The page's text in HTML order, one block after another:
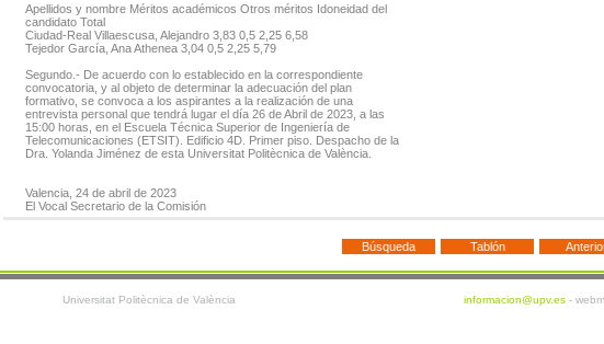
Apellidos y nombre Méritos académicos Otros méritos Idoneidad del
candidato Total
Ciudad-Real Villaescusa, Alejandro 3,83 0,5 2,25 6,58
Tejedor García, Ana Athenea 3,04 0,5 2,25 5,79
Segundo.- De acuerdo con lo establecido en la correspondiente
convocatoria, y al objeto de determinar la adecuación del plan
formativo, se convoca a los aspirantes a la realización de una
entrevista personal que tendrá lugar el día 26 de Abril de 2023, a las
15:00 horas, en el Escuela Técnica Superior de Ingeniería de
Telecomunicaciones (ETSIT). Edificio 4D. Primer piso. Despacho de la
Dra. Yolanda Jiménez de esta Universitat Politècnica de València.
Valencia, 24 de abril de 2023
El Vocal Secretario de la Comisión
Universitat Politècnica de València informacion@upv.es-